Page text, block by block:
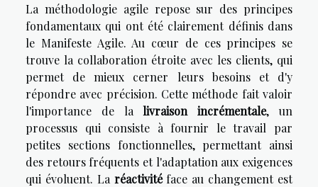
La méthodologie agile repose sur des principes
fondamentaux qui ont été clairement définis dans
le Manifeste Agile. Au cœur de ces principes se
trouve la collaboration étroite avec les clients, qui
permet de mieux cerner leurs besoins et d'y
répondre avec précision. Cette méthode fait valoir
l'importance de lalivraison incrémentale, un
processus qui consiste à fournir le travail par
petites sections fonctionnelles, permettant ainsi
des retours fréquents et l'adaptation aux exigences
qui évoluent. La réactivitéface au changement est